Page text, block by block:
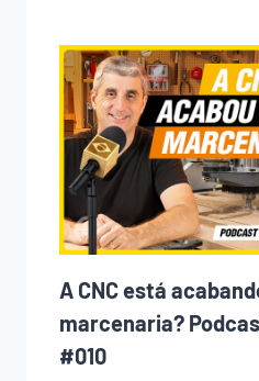
TODO
INICIANTE
NA
MARCENARIA
COMETE
(E
COMO
EVITAR
CADA
UM
DELES)
A CNC está
marcenaria?
#010